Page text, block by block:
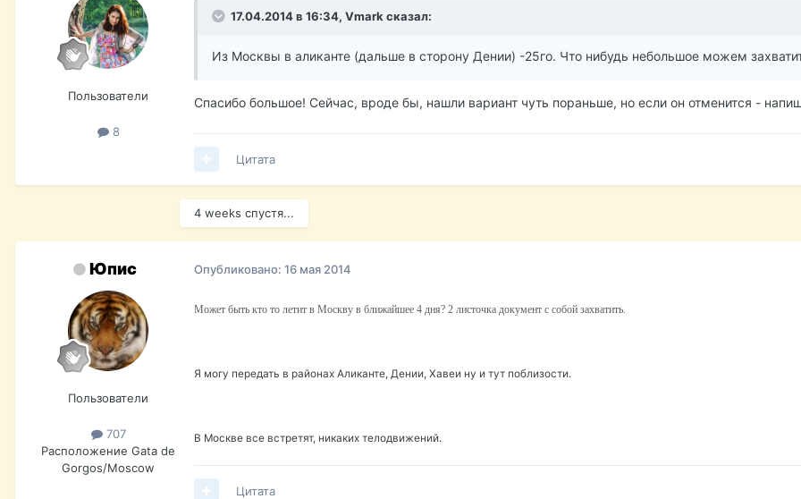
Пользователи
8
17.04.2014 в 16:34, Vmark сказал:
Из Москвы в аликанте (дальше в сторону Дении) -25го. Что нибудь небольшое можем
Спасибо большое! Сейчас, вроде бы, нашли вариант чуть пораньше, но если он отменится -
Цитата
4 weeks спустя...
Юпис
Пользователи
707
Расположение Gata de
Gorgos/Moscow
Опубликовано: 16 мая 2014
Может быть кто то летит в Москву в ближайшее 4 дня? 2 листочка документ с собой захватить.
Я могу передать в районах Аликанте, Дении, Хавеи ну и тут поблизости.
В Москве все встретят, никаких телодвижений.
Цитата